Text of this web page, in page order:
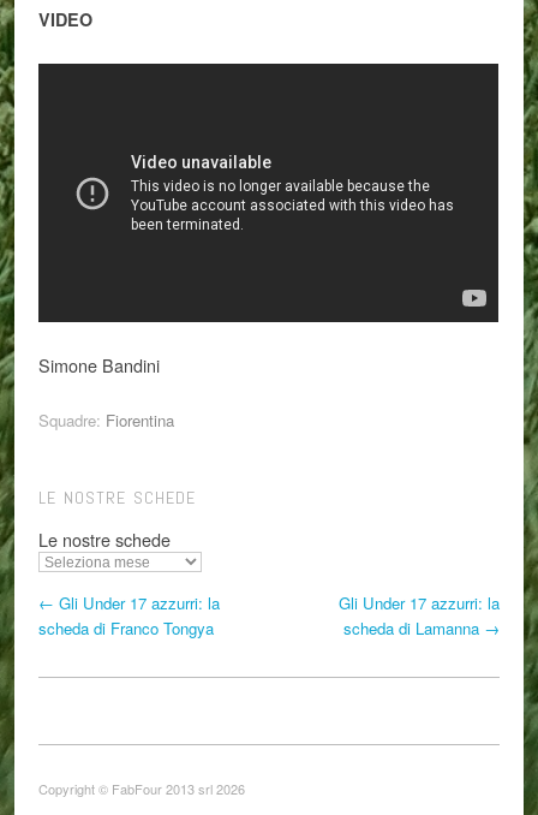
VIDEO
Simone Bandini
Squadre: Fiorentina
LE NOSTRE SCHEDE
Le nostre schede
← Gli Under 17 azzurri: la
scheda di Franco Tongya
Gli Under 17 azzurri: la
scheda di Lamanna →
Copyright © FabFour 2013 srl 2026